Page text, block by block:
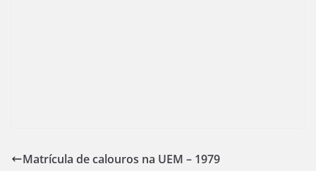
Matrícula de calouros na UEM – 1979